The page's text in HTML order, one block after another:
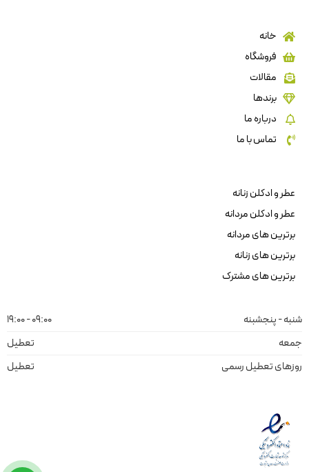
خانه
فروشگاه
مقالات
برندها
درباره ما
تماس با ما
عطر و ادکلن زنانه
عطر و ادکلن مردانه
برترین های مردانه
برترین های زنانه
برترین های مشترک
شنبه - پنجشبنه
09:00 - 19:00
جمعه
تعطیل
روزهای تعطیل رسمی
تعطیل